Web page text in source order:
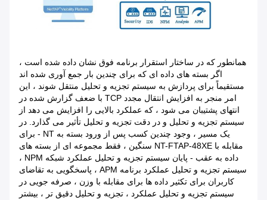
همانطور که در ساختار استقرار برنامه فوق نشان داده شده است ،
اگر بسته های داده ای که برای چندین بار جمع آوری شده اند
مستقیماً برای پردازش به سیستم تجزیه و تحلیل منتقل شوند ، این
امر منجر به افزایش انتقال مجدد TCP با ضعف گزارش شده در
انتهای پشتیبان می شود ، که عملکرد بالایی را افزایش می دهد از
سیستم تجزیه و تحلیل و در دقت تجزیه و تحلیل تأثیر می گذارد. در
یک مسیر ، وجود چندین کسب پس از ورود بسته به NT - برای
مقابله با NT-FTAP-48XE سنگین ، فقط مجموعه ای از بسته های
داده به عقب - پایان سیستم تجزیه و تحلیل عملکرد شبکه NPM ،
سیستم تجزیه و تحلیل عملکرد برنامه APM ، پاسخگویی به تقاضای
کاربران برای تکثیر داده ها برای مقابله با وزن ، صرفه جویی در
سیستم تجزیه و تحلیل عملکرد ، تجزیه و تحلیل دقیق تر ، بیشتر